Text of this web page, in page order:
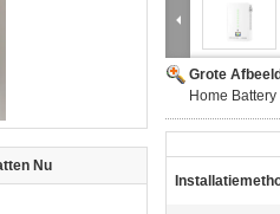
Nu
Grote
Home